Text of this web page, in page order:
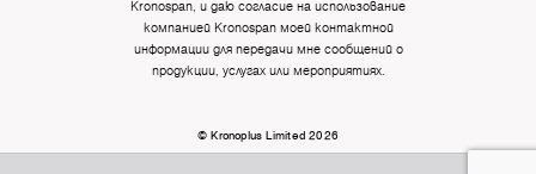
Kronospan, и даю согласие на использование
компанией Kronospan моей контактной
информации для передачи мне сообщений о
продукции, услугах или мероприятиях.
© Kronoplus Limited 2026